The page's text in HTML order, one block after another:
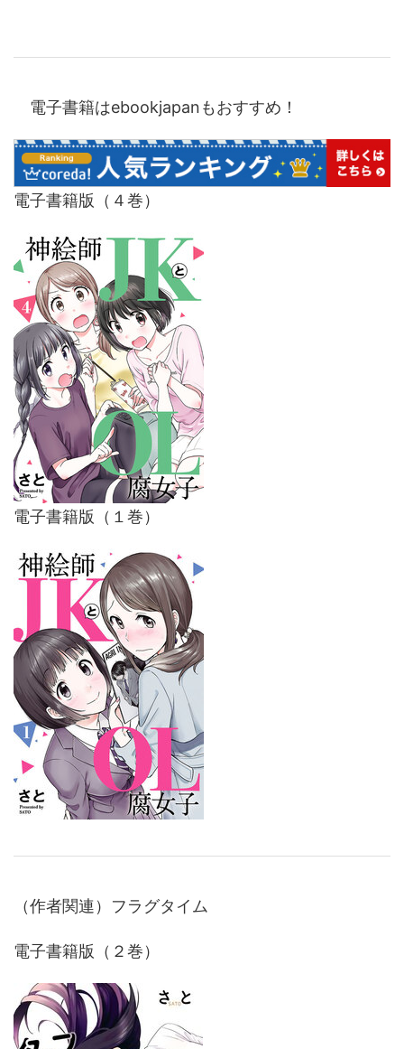
電子書籍はebookjapanもおすすめ！
電子書籍版（４巻）
電子書籍版（１巻）
（作者関連）フラグタイム
電子書籍版（２巻）